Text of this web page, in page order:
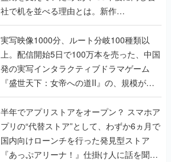
社で机を並べる理由とは。新作
『TATSUJIN EXTREME』で初タッグを組
んだレジェンド2人に訊く開発秘話
実写映像1000分、ルート分岐100種類以
上。配信開始5日で100万本を売った、中国
発の実写インタラクティブドラマゲーム
『盛世天下：女帝への道II』の、規模が違
うこだわりをプロデューサーに聞いた
半年でアプリストアをオープン？ スマホア
プリの“代替ストア”として、わずか6ヵ月で
国内向けローンチを行った発見型ストア
『あっぷアリーナ！』仕掛け人に話を聞い